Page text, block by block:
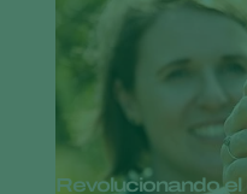
Revolucionando